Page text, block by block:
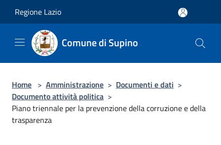
Regione Lazio
Comune di Supino
Home > Amministrazione > Documenti e dati >
Documento attività politica >
Piano triennale per la prevenzione della corruzione e della
trasparenza